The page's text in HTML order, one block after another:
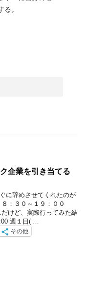
。
企業を引き当てる
に辞めさせてくれたのが
８：３０～１９：００
けど、実際行ってみた結
週１日( …
その他